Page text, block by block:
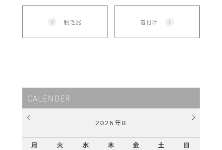
脱毛器 着付け
CALENDER
2026年8
月 火 水 木 金 土
日